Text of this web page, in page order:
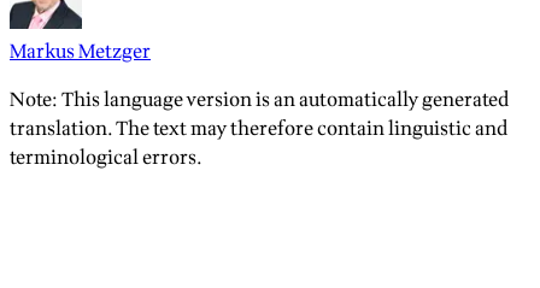
Markus Metzger
Note: This language version is an automatically generated
translation. The text may therefore contain linguistic and
terminological errors.